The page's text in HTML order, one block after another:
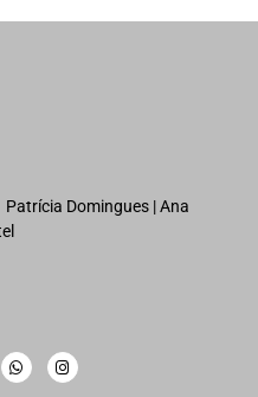
Domingues | Ana